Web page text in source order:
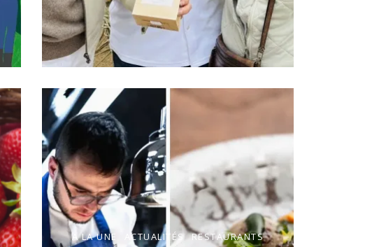
A LA UNE ACTUALITÉS RESTAURANTS